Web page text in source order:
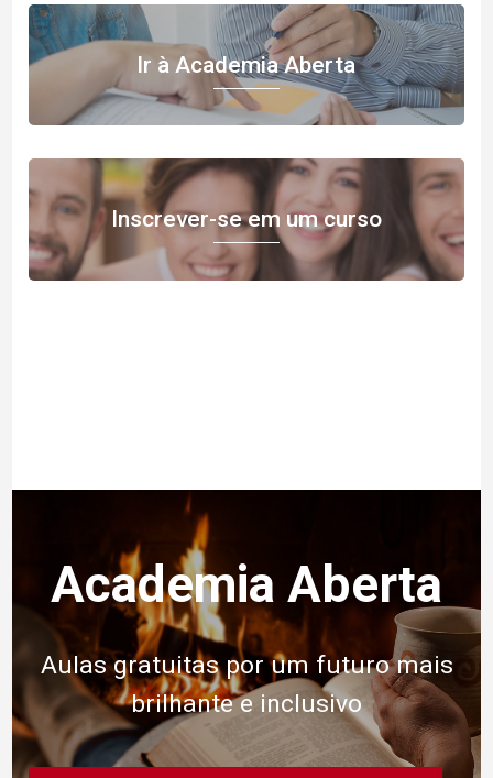
Ir à Academia Aberta
Inscrever-se em um curso
Academia Aberta
Aulas gratuitas por um futuro mais
brilhante e inclusivo